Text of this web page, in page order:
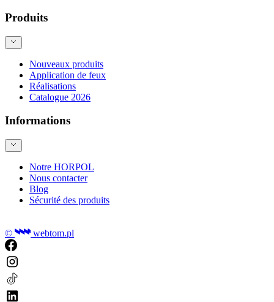
Produits
Nouveaux produits
Application de feux
Réalisations
Catalogue 2026
Informations
Notre HORPOL
Nous contacter
Blog
Sécurité des produits
© webtom.pl